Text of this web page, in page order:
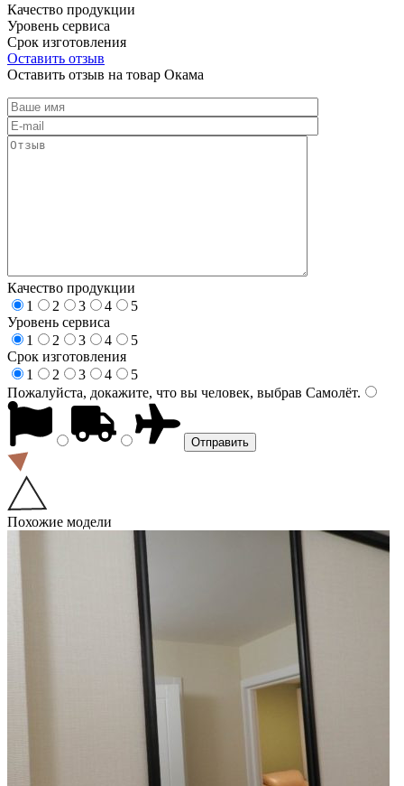
Качество продукции
Уровень сервиса
Срок изготовления
Оставить отзыв
Оставить отзыв на товар Окама
Качество продукции
1
2 3 4
5
Уровень сервиса
1
2 3 4
5
Срок изготовления
1
2 3 4
5
Пожалуйста, докажите, что вы человек, выбрав Самолёт.
Похожие модели